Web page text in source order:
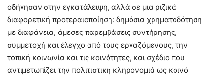
οδήγησαν στην εγκατάλειψη, αλλά σε μια ριζικά
διαφορετική προτεραιοποίηση: δημόσια χρηματοδότηση
με διαφάνεια, άμεσες παρεμβάσεις συντήρησης,
συμμετοχή και έλεγχο από τους εργαζόμενους, την
τοπική κοινωνία και τις κοινότητες, και σχέδιο που
αντιμετωπίζει την πολιτιστική κληρονομιά ως κοινό